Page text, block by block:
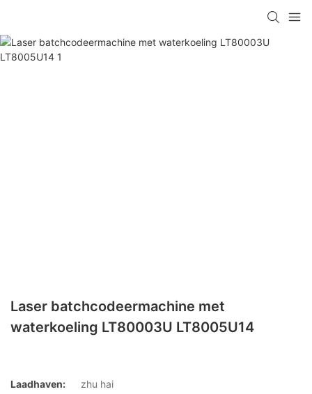
Laser batchcodeermachine met
waterkoeling LT80003U LT8005U14
Laadhaven:
zhu hai